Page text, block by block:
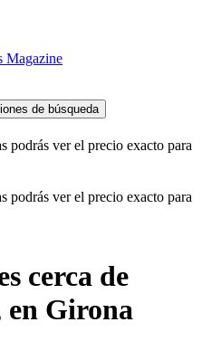
Magazine
de búsqueda
podrás ver el precio exacto para
podrás ver el precio exacto para
cerca de
en Girona